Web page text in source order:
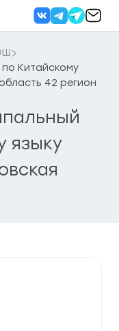
Китайскому
42 регион
языку